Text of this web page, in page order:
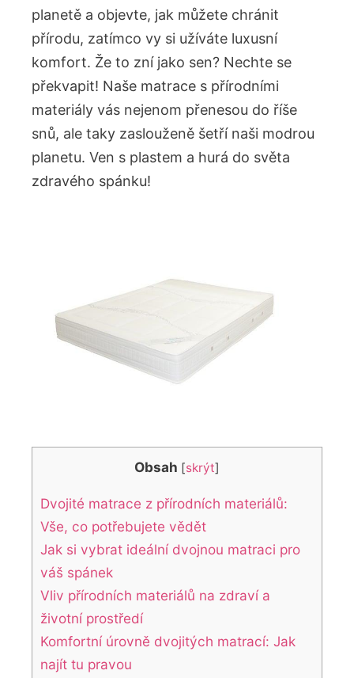
planetě a ⁢objevte, ​jak můžete chránit
přírodu, zatímco vy si‌ užíváte⁤ luxusní
komfort. Že to zní jako sen? Nechte‍ se
překvapit! Naše matrace ‍s přírodními
materiály vás nejenom přenesou ‌do říše
snů, ale taky zaslouženě šetří naši modrou
planetu. ‌Ven s plastem a hurá do světa
zdravého spánku!
Obsah [skrýt]
Dvojité matrace z přírodních materiálů:
⁤Vše, co potřebujete vědět
Jak si vybrat ideální dvojnou matraci pro
váš spánek
Vliv přírodních materiálů na zdraví a
životní prostředí
Komfortní úrovně dvojitých matrací: Jak
najít tu pravou